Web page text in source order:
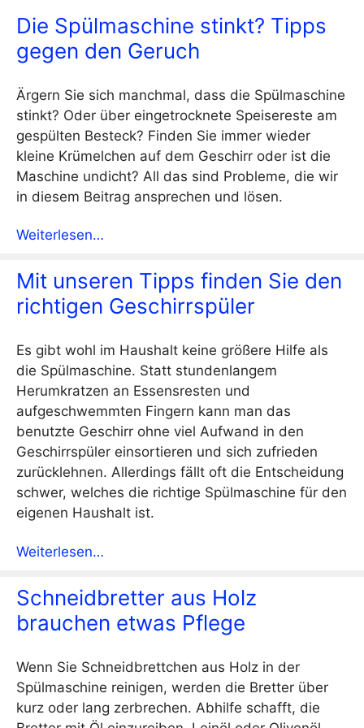
Die Spülmaschine stinkt? Tipps
gegen den Geruch
Ärgern Sie sich manchmal, dass die Spülmaschine
stinkt? Oder über eingetrocknete Speisereste am
gespülten Besteck? Finden Sie immer wieder
kleine Krümelchen auf dem Geschirr oder ist die
Maschine undicht? All das sind Probleme, die wir
in diesem Beitrag ansprechen und lösen.
Weiterlesen…
Mit unseren Tipps finden Sie den
richtigen Geschirrspüler
Es gibt wohl im Haushalt keine größere Hilfe als
die Spülmaschine. Statt stundenlangem
Herumkratzen an Essensresten und
aufgeschwemmten Fingern kann man das
benutzte Geschirr ohne viel Aufwand in den
Geschirrspüler einsortieren und sich zufrieden
zurücklehnen. Allerdings fällt oft die Entscheidung
schwer, welches die richtige Spülmaschine für den
eigenen Haushalt ist.
Weiterlesen…
Schneidbretter aus Holz
brauchen etwas Pflege
Wenn Sie Schneidbrettchen aus Holz in der
Spülmaschine reinigen, werden die Bretter über
kurz oder lang zerbrechen. Abhilfe schafft, die